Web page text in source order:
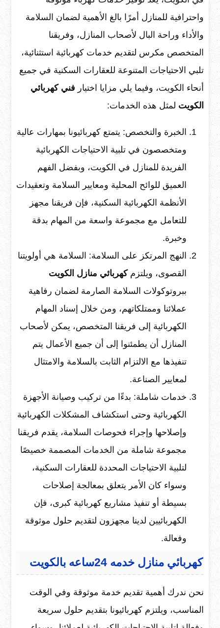
واحترافية للمنازل أمرًا بالغ الأهمية لضمان السلامة
والأداء وراحة البال لأصحاب المنازل، وفريقنا
المتخصص مكرس لتقديم خدمات كهربائية استثنائية،
تلبي الاحتياجات المتنوعة للعقارات السكنية في جميع
أنحاء الكويت، وفيما يلي مزايا اختيار فني كهربائي
الكويت لمثل هذه الخدمات:
الخبرة والتخصص: يتمتع كهربائيونا بمهارات عالية
ومتخصصون في تلبية الاحتياجات الكهربائية
الفريدة للمنازل في الكويت، وبفضل الفهم
العميق للوائح المحلية ومعايير السلامة وتعقيدات
الأنظمة الكهربائية السكنية، فإن فريقنا مجهز
للتعامل مع مجموعة واسعة من المهام بدقة
وخبرة.
النهج المرتكز على السلامة: السلامة هي أولويتنا
القصوى، ويلتزمكهربائي منازل الكويت
ببروتوكولات السلامة الصارمة لضمان رفاهية
عملائنا وممتلكاتهم، ومن خلال إسناد المهام
الكهربائية إلى فريقنا المتخصص، يمكن لأصحاب
المنازل أن يطمئنوا إلى أن جميع الأعمال يتم
تنفيذها مع الالتزام الثابت بالسلامة والامتثال
لمعايير الصناعة.
خدمات شاملة: بدءًا من تركيب وصيانة الأجهزة
الكهربائية وحتى استكشاف المشكلات الكهربائية
وإصلاحها وإجراء فحوصات السلامة، يقدم فريقنا
مجموعة شاملة من الخدمات المصممة خصيصًا
لتلبية الاحتياجات المحددة للعقارات السكنية،
وسواء كان الأمر يتعلق بمعالجة إصلاحات
بسيطة أو تنفيذ مشاريع كهربائية كبرى، فإن
الكهربائيين لدينا مجهزون لتقديم حلول موثوقة
وفعالة.
كهربائي منازل خدمه 24ساعه بالكويت
نحن ندرك أهمية تقديم خدمة موثوقة وفي الوقت
المناسب، ويلتزم كهربائيونا بتقديم حلول سريعة